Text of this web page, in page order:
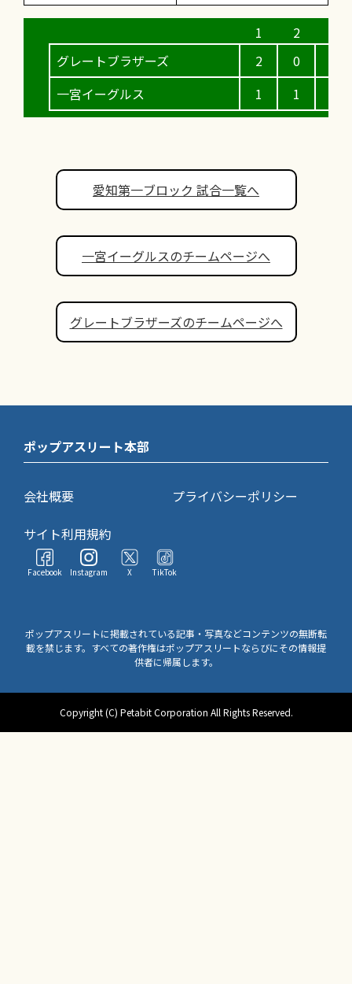
グレートブラザーズ
一宮イーグルス
2
1
0
1
愛知第一ブロック 試合一覧へ
一宮イーグルスのチームページへ
グレートブラザーズのチームページへ
ポップアスリート本部
会社概要
プライバシーポリシー
サイト利用規約
Facebook Instagram X TikTok
ポップアスリートに掲載されている記事・写真などコンテンツの無断転
載を禁じます。すべての著作権はポップアスリートならびにその情報提
供者に帰属します。
Copyright (C) Petabit Corporation All Rights Reserved.